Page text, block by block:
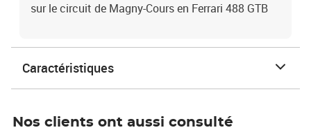
sur le circuit de Magny-Cours en Ferrari 488 GTB
Caractéristiques
Nos clients ont aussi consulté